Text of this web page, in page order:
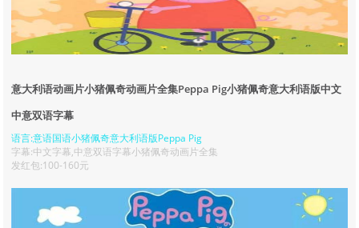
意大利语动画片小猪佩奇动画片全集Peppa Pig小猪佩奇意大利语版中文
中意双语字幕
语言:意语国语小猪佩奇意大利语版Peppa Pig
字幕:中文字幕,中意双语字幕小猪佩奇动画片全集
发红包:100-160元